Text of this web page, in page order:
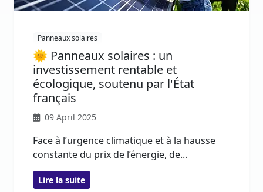
Panneaux solaires
🌞 Panneaux solaires : un
investissement rentable et
écologique, soutenu par l'État
français
09 April 2025
Face à l’urgence climatique et à la hausse
constante du prix de l’énergie, de...
Lire la suite